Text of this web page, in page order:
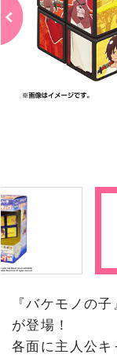
『バケモノの
が登場！
各面に主人公